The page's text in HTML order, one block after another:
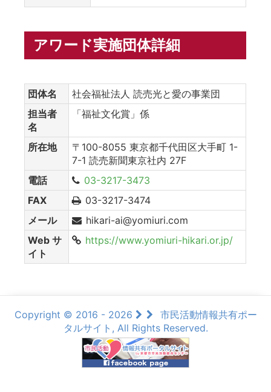
アワード実施団体詳細
団体名
社会福祉法人 読売光と愛の事業団
担当者
名
「福祉文化賞」係
所在地
〒100-8055 東京都千代田区大手町 1-
7-1 読売新聞東京社内 27F
電話
03-3217-3473
FAX
03-3217-3474
メール
hikari-ai@yomiuri.com
Web サ
イト
https://www.yomiuri-hikari.or.jp/
Copyright © 2016 - 2026
市民活動情報共有ポー
タルサイト, All Rights Reserved.